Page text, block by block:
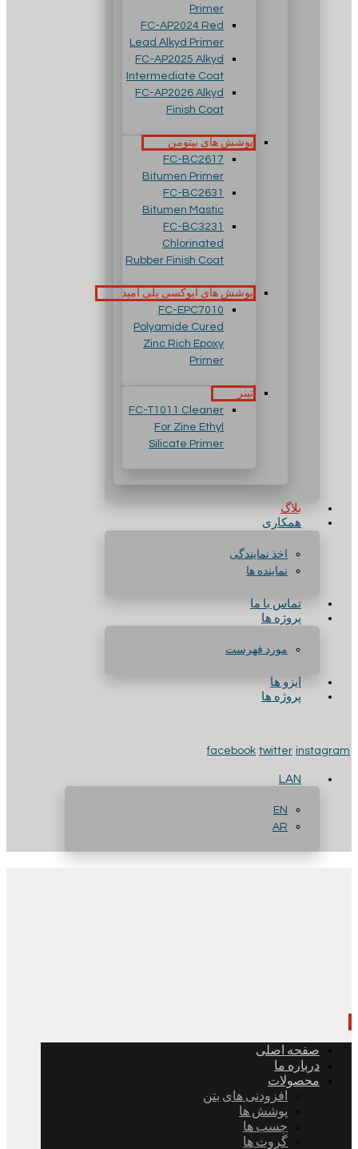
Primer
FC-AP2024 Red
Lead Alkyd Primer
FC-AP2025 Alkyd
Intermediate Coat
FC-AP2026 Alkyd
Finish Coat
پوشش های بیتومن
FC-BC2617
Bitumen Primer
FC-BC2631
Bitumen Mastic
FC-BC3231
Chlorinated
Rubber Finish Coat
پوشش های اپوکسی پلی آمید
FC-EPC7010
Polyamide Cured
Zinc Rich Epoxy
Primer
تینر
FC-T1011 Cleaner
For Zine Ethyl
Silicate Primer
بلاگ
همکاری
اخذ نمایندگی
نماینده ها
تماس با ما
پروژه ها
مورد فهرست
ایزو ها
پروژه ها
facebook twitter instagram
LAN
EN
AR
صفحه اصلی
درباره ما
محصولات
افزودنی های بتن
پوشش ها
چسب ها
گروت ها